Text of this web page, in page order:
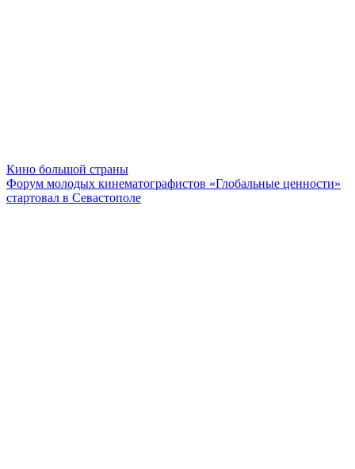
Кино большой страны
Форум молодых кинематографистов «Глобальные ценности»
стартовал в Севастополе